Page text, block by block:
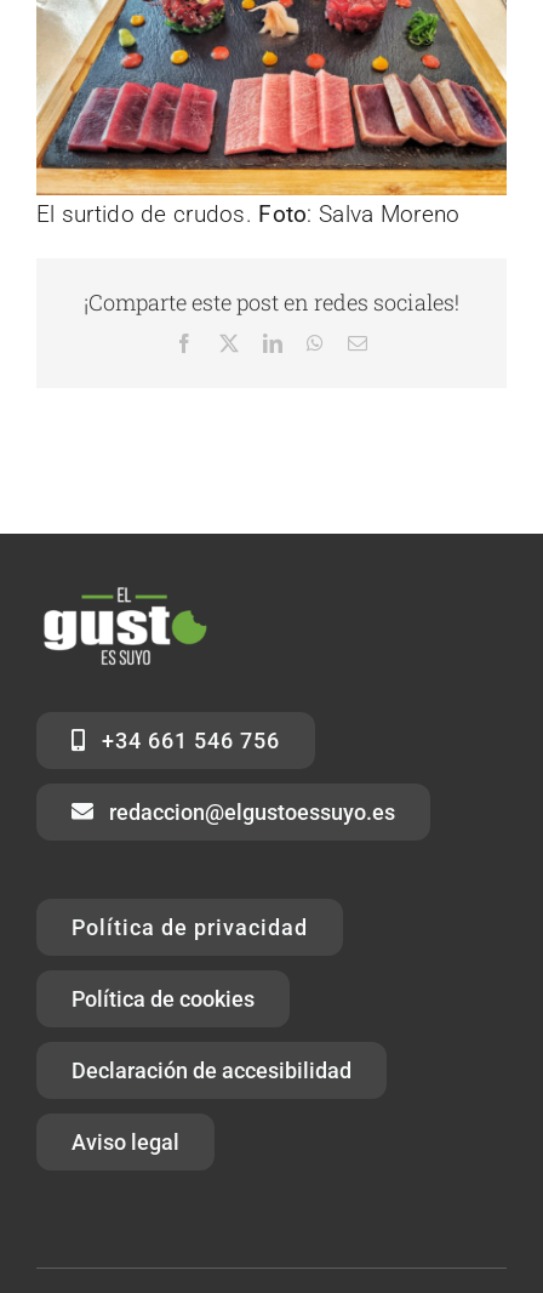
El surtido de crudos. Foto: Salva Moreno
¡Comparte este post en redes sociales!
Facebook LinkedInWhatsApp
Correo
+34 661 546 756
redaccion@elgustoessuyo.es
Política de privacidad
Política de cookies
Declaración de accesibilidad
Aviso legal